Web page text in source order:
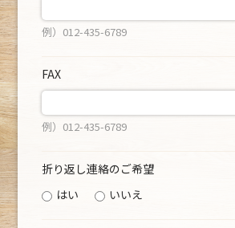
例）012-435-6789
FAX
例）012-435-6789
折り返し連絡のご希望
はい いいえ